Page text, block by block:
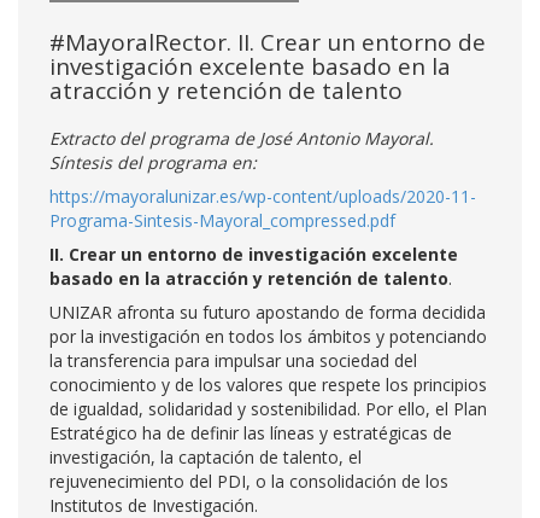
#MayoralRector. II. Crear un entorno de
investigación excelente basado en la
atracción y retención de talento
Extracto del programa de José Antonio Mayoral.
Síntesis del programa en:
https://mayoralunizar.es/wp-content/uploads/2020-11-
Programa-Sintesis-Mayoral_compressed.pdf
II. Crear un entorno de investigación excelente
basado en la atracción y retención de talento.
UNIZAR afronta su futuro apostando de forma decidida
por la investigación en todos los ámbitos y potenciando
la transferencia para impulsar una sociedad del
conocimiento y de los valores que respete los principios
de igualdad, solidaridad y sostenibilidad. Por ello, el Plan
Estratégico ha de definir las líneas y estratégicas de
investigación, la captación de talento, el
rejuvenecimiento del PDI, o la consolidación de los
Institutos de Investigación.